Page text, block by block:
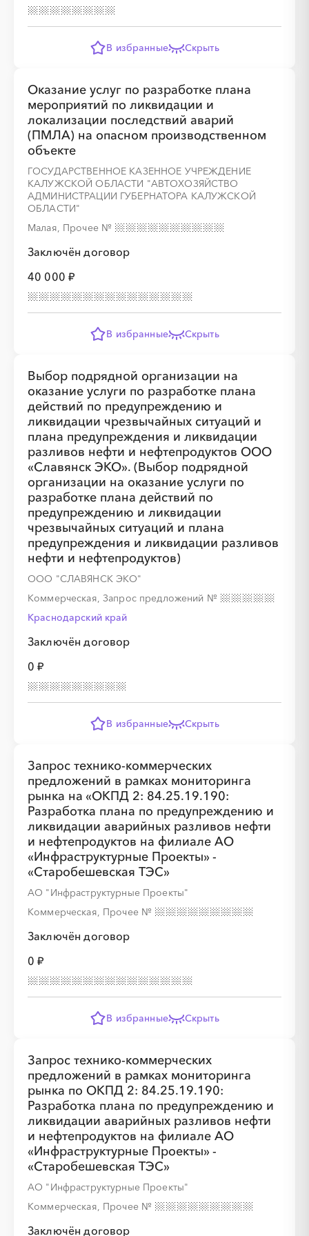
В избранные Скрыть
Оказание услуг по разработке плана
мероприятий по ликвидации и
локализации последствий аварий
(ПМЛА) на опасном производственном
объекте
ГОСУДАРСТВЕННОЕ КАЗЕННОЕ УЧРЕЖДЕНИЕ
КАЛУЖСКОЙ ОБЛАСТИ "АВТОХОЗЯЙСТВО
АДМИНИСТРАЦИИ ГУБЕРНАТОРА КАЛУЖСКОЙ
ОБЛАСТИ"
Малая, Прочее №
Заключён договор
40 000 ₽
В избранные Скрыть
Выбор подрядной организации на
оказание услуги по разработке плана
действий по предупреждению и
ликвидации чрезвычайных ситуаций и
плана предупреждения и ликвидации
разливов нефти и нефтепродуктов ООО
«Славянск ЭКО». (Выбор подрядной
организации на оказание услуги по
разработке плана действий по
предупреждению и ликвидации
чрезвычайных ситуаций и плана
предупреждения и ликвидации разливов
нефти и нефтепродуктов)
ООО "СЛАВЯНСК ЭКО"
Коммерческая, Запрос предложений №
Краснодарский край
Заключён договор
0 ₽
В избранные Скрыть
Запрос технико-коммерческих
предложений в рамках мониторинга
рынка на «ОКПД 2: 84.25.19.190:
Разработка плана по предупреждению и
ликвидации аварийных разливов нефти
и нефтепродуктов на филиале АО
«Инфраструктурные Проекты» -
«Старобешевская ТЭС»
АО "Инфраструктурные Проекты"
Коммерческая, Прочее №
Заключён договор
0 ₽
В избранные Скрыть
Запрос технико-коммерческих
предложений в рамках мониторинга
рынка по ОКПД 2: 84.25.19.190:
Разработка плана по предупреждению и
ликвидации аварийных разливов нефти
и нефтепродуктов на филиале АО
«Инфраструктурные Проекты» -
«Старобешевская ТЭС»
АО "Инфраструктурные Проекты"
Коммерческая, Прочее №
Заключён договор